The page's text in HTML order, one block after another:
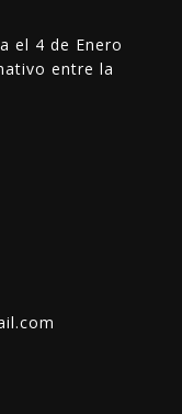
el 4 de Enero
entre la